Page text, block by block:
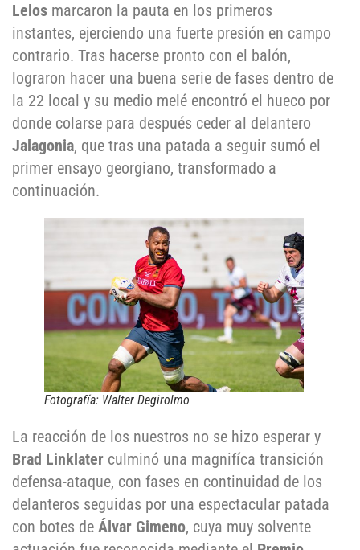
Lelos marcaron la pauta en los primeros
instantes, ejerciendo una fuerte presión en campo
contrario. Tras hacerse pronto con el balón,
lograron hacer una buena serie de fases dentro de
la 22 local y su medio melé encontró el hueco por
donde colarse para después ceder al delantero
Jalagonia, que tras una patada a seguir sumó el
primer ensayo georgiano, transformado a
continuación.
Fotografía: Walter Degirolmo
La reacción de los nuestros no se hizo esperar y
Brad Linklater culminó una magnifíca transición
defensa-ataque, con fases en continuidad de los
delanteros seguidas por una espectacular patada
con botes de Álvar Gimeno, cuya muy solvente